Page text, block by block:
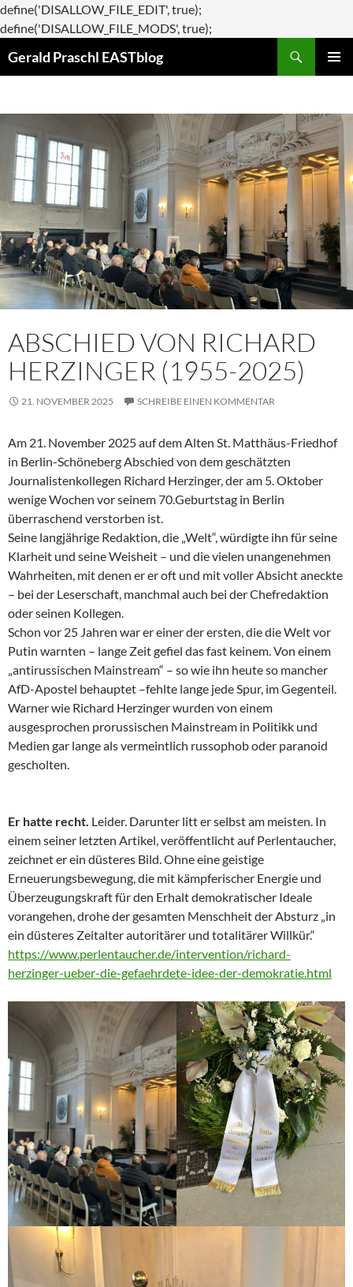
define('DISALLOW_FILE_EDIT', true);
define('DISALLOW_FILE_MODS', true);
Gerald Praschl EASTblog
ABSCHIED VON RICHARD
HERZINGER (1955-2025)
21. NOVEMBER 2025 SCHREIBE EINEN KOMMENTAR
Am 21. November 2025 auf dem Alten St. Matthäus-Friedhof
in Berlin-Schöneberg Abschied von dem geschätzten
Journalistenkollegen Richard Herzinger, der am 5. Oktober
wenige Wochen vor seinem 70.Geburtstag in Berlin
überraschend verstorben ist.
Seine langjährige Redaktion, die „Welt“, würdigte ihn für seine
Klarheit und seine Weisheit – und die vielen unangenehmen
Wahrheiten, mit denen er er oft und mit voller Absicht aneckte
– bei der Leserschaft, manchmal auch bei der Chefredaktion
oder seinen Kollegen.
Schon vor 25 Jahren war er einer der ersten, die die Welt vor
Putin warnten – lange Zeit gefiel das fast keinem. Von einem
„antirussischen Mainstream“ – so wie ihn heute so mancher
AfD-Apostel behauptet –fehlte lange jede Spur, im Gegenteil.
Warner wie Richard Herzinger wurden von einem
ausgesprochen prorussischen Mainstream in Politikk und
Medien gar lange als vermeintlich russophob oder paranoid
gescholten.
Er hatte recht. Leider. Darunter litt er selbst am meisten. In
einem seiner letzten Artikel, veröffentlicht auf Perlentaucher,
zeichnet er ein düsteres Bild. Ohne eine geistige
Erneuerungsbewegung, die mit kämpferischer Energie und
Überzeugungskraft für den Erhalt demokratischer Ideale
vorangehen, drohe der gesamten Menschheit der Absturz „in
ein düsteres Zeitalter autoritärer und totalitärer Willkür.“
https://www.perlentaucher.de/intervention/richard-
herzinger-ueber-die-gefaehrdete-idee-der-demokratie.html